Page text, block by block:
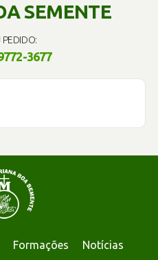
SEMENTE
PEDIDO:
3677
Formações Notícias